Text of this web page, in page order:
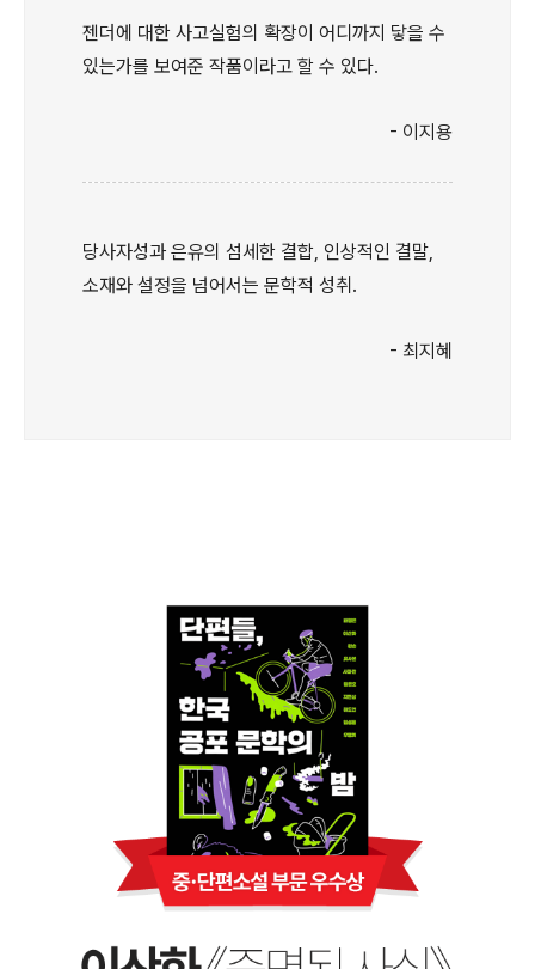
젠더에 대한 사고실험의 확장이 어디까지 닿을 수
있는가를 보여준 작품이라고 할 수 있다.
- 이지용
당사자성과 은유의 섬세한 결합, 인상적인 결말,
소재와 설정을 넘어서는 문학적 성취.
- 최지혜